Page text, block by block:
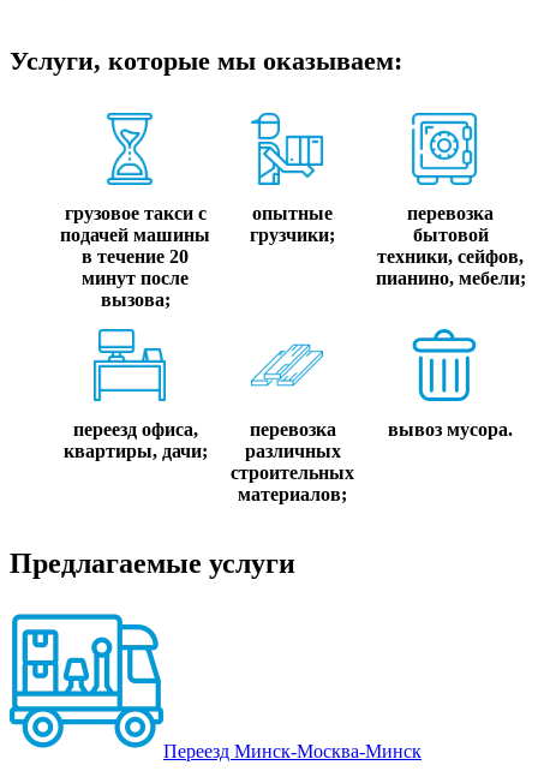
Услуги, которые мы оказываем:
грузовое такси с
подачей машины
в течение 20
минут после
вызова;
опытные
грузчики;
перевозка
бытовой
техники, сейфов,
пианино, мебели;
переезд офиса,
квартиры, дачи;
перевозка
различных
строительных
материалов;
вывоз мусора.
Предлагаемые услуги
Переезд Минск-Москва-Минск